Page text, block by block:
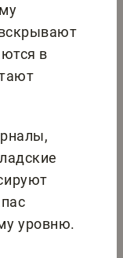
в
уровню.